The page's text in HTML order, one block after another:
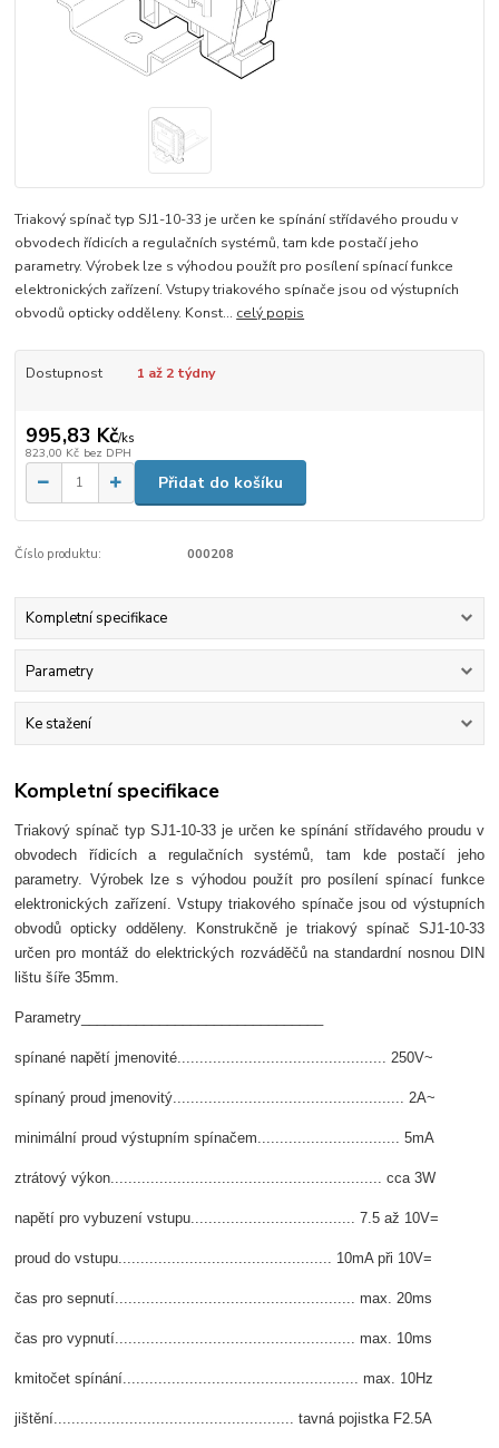
Triakový spínač typ SJ1-10-33 je určen ke spínání střídavého proudu v
obvodech řídicích a regulačních systémů, tam kde postačí jeho
parametry. Výrobek lze s výhodou použít pro posílení spínací funkce
elektronických zařízení. Vstupy triakového spínače jsou od výstupních
obvodů opticky odděleny. Konst... celý popis
Dostupnost 1 až 2 týdny
995,83 Kč/ks
823,00 Kč bez DPH
Přidat do košíku
Číslo produktu: 000208
Kompletní specifikace
Parametry
Ke stažení
Kompletní specifikace
Triakový spínač typ SJ1-10-33 je určen ke spínání střídavého proudu v
obvodech řídicích a regulačních systémů, tam kde postačí jeho
parametry. Výrobek lze s výhodou použít pro posílení spínací funkce
elektronických zařízení. Vstupy triakového spínače jsou od výstupních
obvodů opticky odděleny. Konstrukčně je triakový spínač SJ1-10-33
určen pro montáž do elektrických rozváděčů na standardní nosnou DIN
lištu šíře 35mm.
Parametry_______________________________
spínané napětí jmenovité............................................... 250V~
spínaný proud jmenovitý.................................................... 2A~
minimální proud výstupním spínačem................................ 5mA
ztrátový výkon............................................................. cca 3W
napětí pro vybuzení vstupu..................................... 7.5 až 10V=
proud do vstupu................................................ 10mA při 10V=
čas pro sepnutí...................................................... max. 20ms
čas pro vypnutí...................................................... max. 10ms
kmitočet spínání..................................................... max. 10Hz
jištění...................................................... tavná pojistka F2.5A